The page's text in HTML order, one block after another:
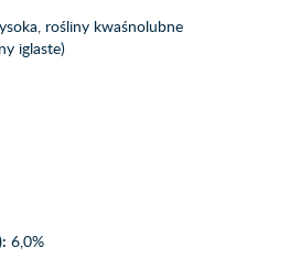
rośliny kwaśnolubne
iglaste)
6,0%